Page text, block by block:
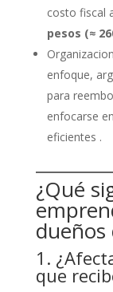
costo fiscal
pesos (≈
enfoque,
para
enfocarse
eficientes .
¿Qué
dueños
1.
que